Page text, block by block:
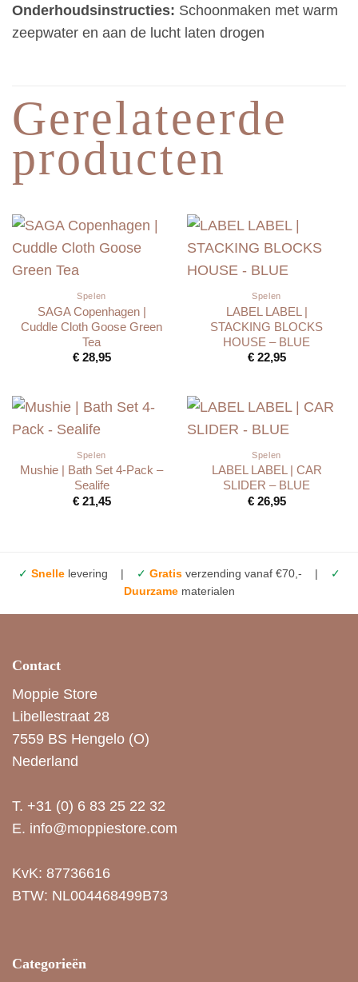
Onderhoudsinstructies: Schoonmaken met warm
zeepwater en aan de lucht laten drogen
Gerelateerde
producten
Spelen
SAGA Copenhagen |
Cuddle Cloth Goose Green
Tea
€28,95
Spelen
LABEL LABEL |
STACKING BLOCKS
HOUSE – BLUE
€22,95
Spelen
Mushie | Bath Set 4-Pack –
Sealife
€21,45
Spelen
LABEL LABEL | CAR
SLIDER – BLUE
€26,95
✓ Snellelevering | ✓ Gratisverzending vanaf €70,- |
✓
Duurzamematerialen
Contact
Moppie Store
Libellestraat 28
7559 BS Hengelo (O)
Nederland
T. +31 (0) 6 83 25 22 32
E. info@moppiestore.com
KvK: 87736616
BTW: NL004468499B73
Categorieën